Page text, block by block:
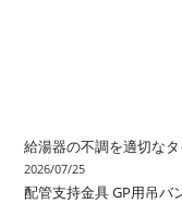
給湯器の不調を適切な
2026/07/25
配管支持金具 GP用吊バ